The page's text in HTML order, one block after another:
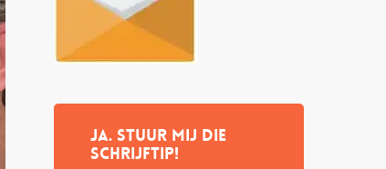
Ja. stuur mij die
schrijftip!